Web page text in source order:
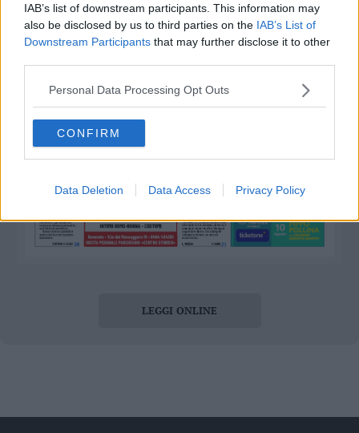
IAB’s list of downstream participants. This information may
also be disclosed by us to third parties on the IAB’s List of
Downstream Participants that may further disclose it to other
Personal Data Processing Opt Outs
CONFIRM
Data Deletion Data Access Privacy Policy
Dolomiti
Newsletter
Casa
Dolomiti
LEGGI ONLINE